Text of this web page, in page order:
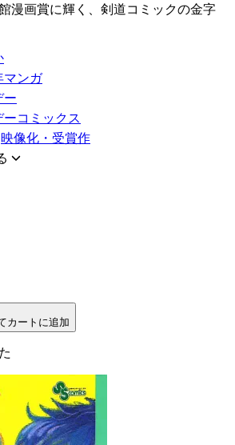
漫画賞に輝く、剣道コミックの金字
マンガ
ー
ーコミックス
映像化・受賞作
カートに追加